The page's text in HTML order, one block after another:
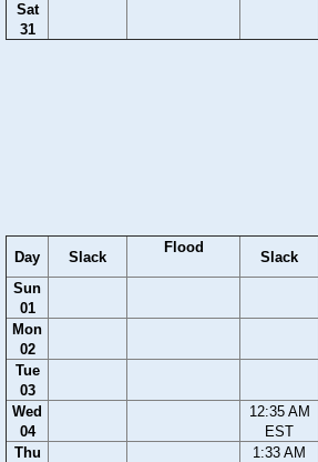
Sat
31
Day Slack
Flood
Slack
Sun
01
Mon
02
Tue
03
Wed
04
12:35 AM
EST
Thu
1:33 AM